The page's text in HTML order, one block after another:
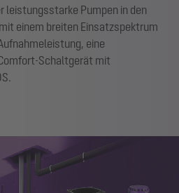
leistungsstarke Pumpen in den
einem breiten Einsatzspektrum
eine
Schaltgerät mit